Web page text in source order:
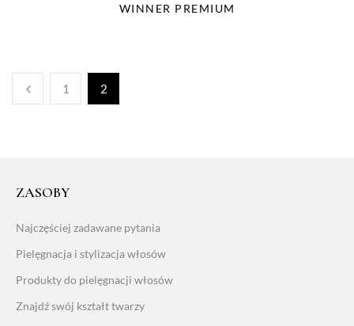
WINNER PREMIUM
1 2
ZASOBY
Najczęściej zadawane pytania
Pielęgnacja i stylizacja włosów
Produkty do pielęgnacji włosów
Znajdź swój kształt twarzy